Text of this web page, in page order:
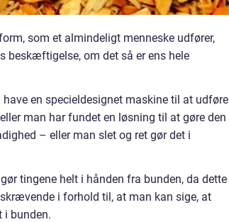
som et almindeligt menneske udfører,
beskæftigelse, om det så er ens hele
en specieldesignet maskine til at udføre
man har fundet en løsning til at gøre den
– eller man slet og ret gør det i
tingene helt i hånden fra bunden, da dette
i forhold til, at man kan sige, at
i bunden.